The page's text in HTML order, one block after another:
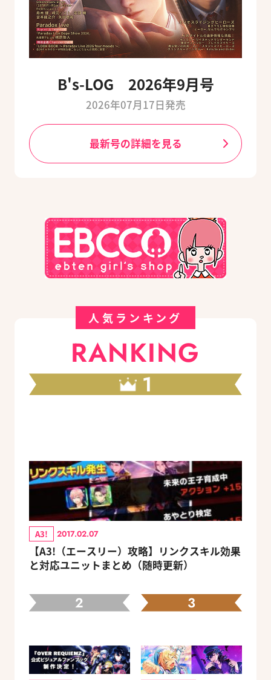
B's-LOG 2026年9月号
2026年07月17日発売
最新号の詳細を見る
人気ランキング
RANKING
1
A3! 2017.02.07
【A3!（エースリー）攻略】リンクスキル効果
と対応ユニットまとめ（随時更新）
2 3